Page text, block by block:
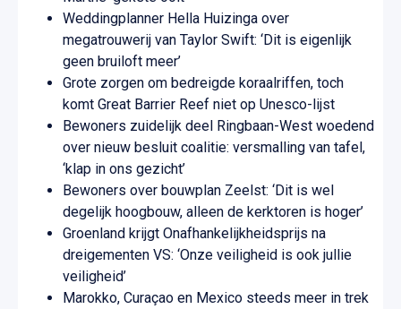
Weddingplanner Hella Huizinga over
megatrouwerij van Taylor Swift: ‘Dit is eigenlijk
geen bruiloft meer’
Grote zorgen om bedreigde koraalriffen, toch
komt Great Barrier Reef niet op Unesco-lijst
Bewoners zuidelijk deel Ringbaan-West woedend
over nieuw besluit coalitie: versmalling van tafel,
‘klap in ons gezicht’
Bewoners over bouwplan Zeelst: ‘Dit is wel
degelijk hoogbouw, alleen de kerktoren is hoger’
Groenland krijgt Onafhankelijkheidsprijs na
dreigementen VS: ‘Onze veiligheid is ook jullie
veiligheid’
Marokko, Curaçao en Mexico steeds meer in trek